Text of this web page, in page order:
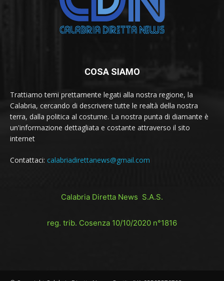
COSA SIAMO
Trattiamo temi prettamente legati alla nostra regione, la
Calabria, cercando di descrivere tutte le realtà della nostra
terra, dalla politica al costume. La nostra punta di diamante è
un'informazione dettagliata e costante attraverso il sito
internet
Contattaci: calabriadirettanews@gmail.com
Calabria Diretta News S.A.S.
reg. trib. Cosenza 10/10/2020 n°1816